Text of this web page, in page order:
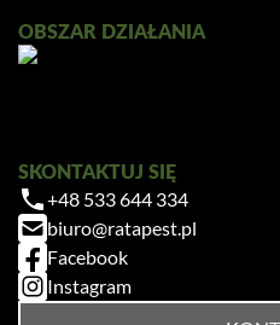
Zrobiłem/am
— pomogłem
OBSZAR DZIAŁANIA
SKONTAKTUJ SIĘ
+48 533 644 334
biuro@ratapest.pl
Facebook
Instagram